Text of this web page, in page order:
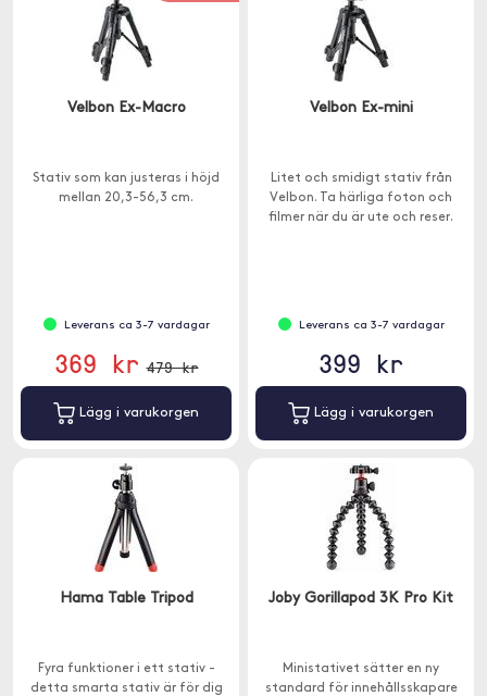
Velbon Ex-Macro
Stativ som kan justeras i höjd
mellan 20,3-56,3 cm.
Leverans ca 3-7 vardagar
369 kr 479 kr
Lägg i varukorgen
Velbon Ex-mini
Litet och smidigt stativ från
Velbon. Ta härliga foton och
filmer när du är ute och reser.
Leverans ca 3-7 vardagar
399 kr
Lägg i varukorgen
Hama Table Tripod
Fyra funktioner i ett stativ -
detta smarta stativ är för dig
Joby Gorillapod 3K Pro Kit
Ministativet sätter en ny
standard för innehållsskapare